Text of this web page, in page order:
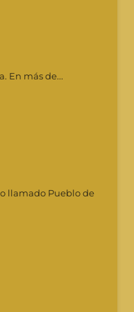
En más de...
llamado Pueblo de